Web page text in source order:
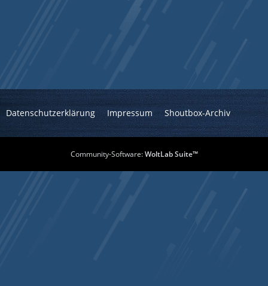
Datenschutzerklärung Impressum Shoutbox-Archiv
Community-Software:WoltLab Suite™